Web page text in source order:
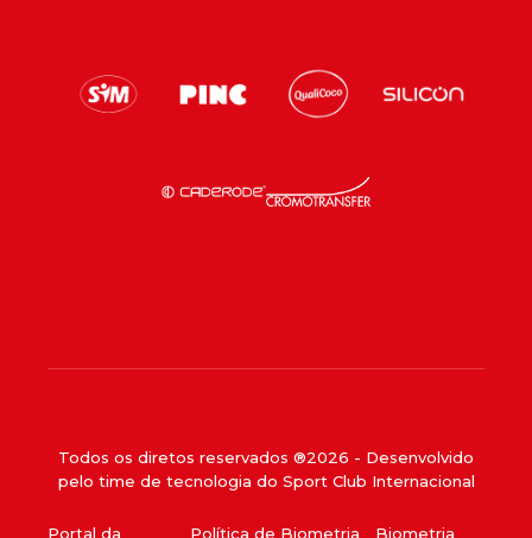
Todos os diretos reservados ®2026 - Desenvolvido
pelo time de tecnologia do Sport Club Internacional
Portal da Política de Biometria Biometria